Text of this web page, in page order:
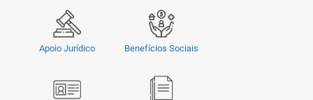
Apoio Jurídico Benefícios Sociais